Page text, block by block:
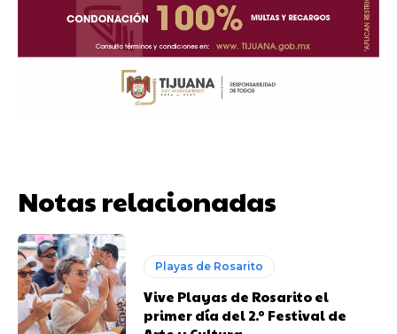
Notas relacionadas
Playas de Rosarito
Vive Playas de Rosarito el
primer día del 2.º Festival de